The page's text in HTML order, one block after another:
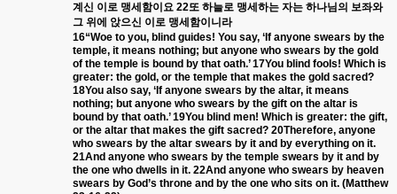
계신 이로 맹세함이요 22또 하늘로 맹세하는 자는 하나님의 보좌와
그 위에 앉으신 이로 맹세함이니라
16“Woe to you, blind guides! You say, ‘If anyone swears by the
temple, it means nothing; but anyone who swears by the gold
of the temple is bound by that oath.’ 17You blind fools! Which is
greater: the gold, or the temple that makes the gold sacred?
18You also say, ‘If anyone swears by the altar, it means
nothing; but anyone who swears by the gift on the altar is
bound by that oath.’ 19You blind men! Which is greater: the gift,
or the altar that makes the gift sacred? 20Therefore, anyone
who swears by the altar swears by it and by everything on it.
21And anyone who swears by the temple swears by it and by
the one who dwells in it. 22And anyone who swears by heaven
swears by God’s throne and by the one who sits on it. (Matthew